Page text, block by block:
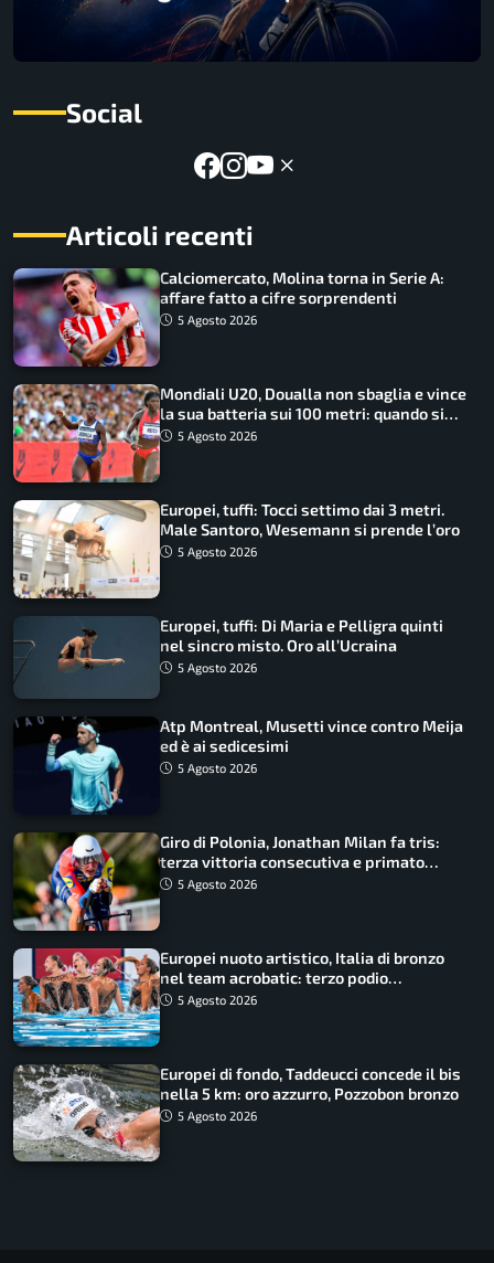
Social
Articoli recenti
Calciomercato, Molina torna in Serie A:
affare fatto a cifre sorprendenti
5 Agosto 2026
Mondiali U20, Doualla non sbaglia e vince
la sua batteria sui 100 metri: quando si
disputano le finali
5 Agosto 2026
Europei, tuffi: Tocci settimo dai 3 metri.
Male Santoro, Wesemann si prende l’oro
5 Agosto 2026
Europei, tuffi: Di Maria e Pelligra quinti
nel sincro misto. Oro all’Ucraina
5 Agosto 2026
Atp Montreal, Musetti vince contro Meija
ed è ai sedicesimi
5 Agosto 2026
Giro di Polonia, Jonathan Milan fa tris:
terza vittoria consecutiva e primato
rafforzato
5 Agosto 2026
Europei nuoto artistico, Italia di bronzo
nel team acrobatic: terzo podio
consecutivo
5 Agosto 2026
Europei di fondo, Taddeucci concede il bis
nella 5 km: oro azzurro, Pozzobon bronzo
5 Agosto 2026